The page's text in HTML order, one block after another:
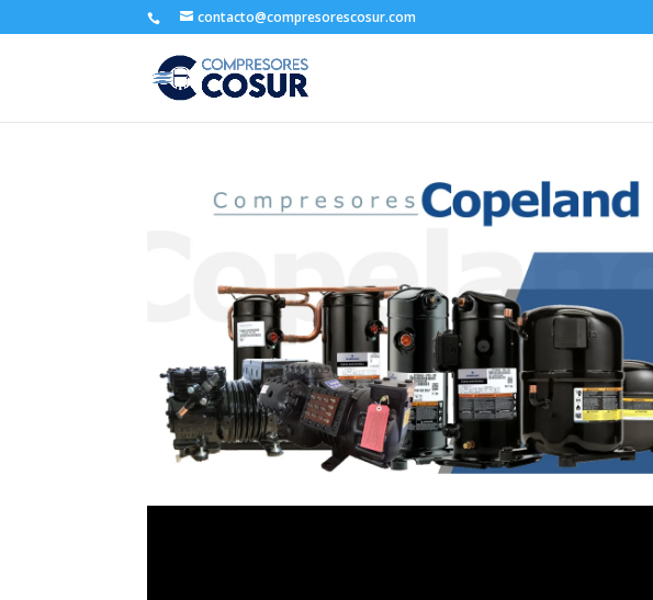
contacto@compresorescosur.com